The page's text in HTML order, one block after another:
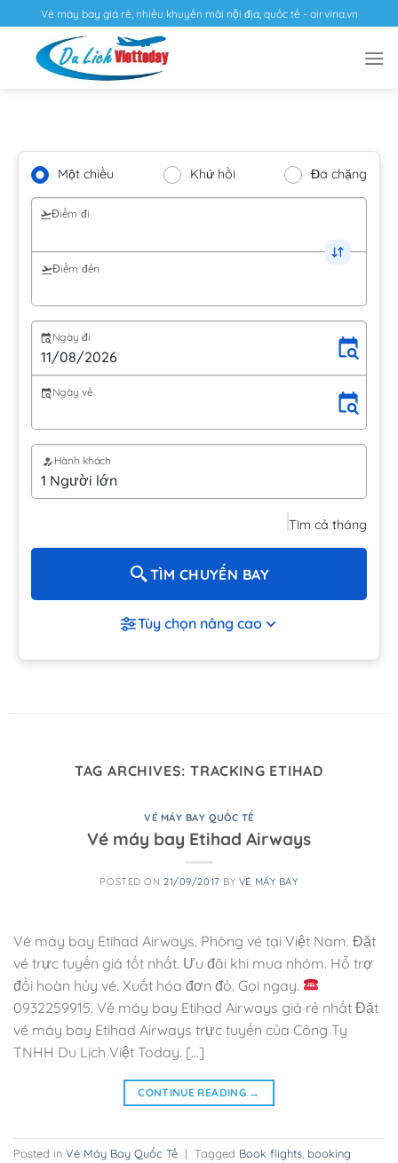
Vé máy bay giá rẻ, nhiều khuyến mãi nội địa, quốc tế - airvina.vn
Một chiều Khứ hồi Đa chặng
Điểm đi
Điểm đến
Ngày đi
Ngày về
Hành khách
Tìm cả tháng
TÌM CHUYẾN BAY
Tùy chọn nâng cao
TAG ARCHIVES:TRACKING ETIHAD
VÉ MÁY BAY QUỐC TẾ
Vé máy bay Etihad Airways
POSTED ON21/09/2017 BY VÉ MÁY BAY
Vé máy bay Etihad Airways. Phòng vé tại Việt Nam. Đặt
vé trực tuyến giá tốt nhất. Ưu đãi khi mua nhóm. Hỗ trợ
đổi hoàn hủy vé. Xuất hóa đơn đỏ. Gọi ngay.
0932259915. Vé máy bay Etihad Airways giá rẻ nhất Đặt
vé máy bay Etihad Airways trực tuyến của Công Ty
TNHH Du Lịch Việt Today. […]
CONTINUE READING →
Posted in Vé Máy Bay Quốc Tế | Tagged Book flights booking